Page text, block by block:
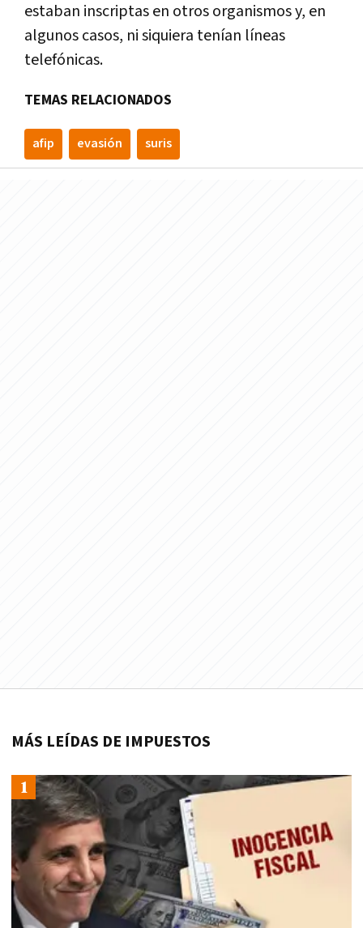
estaban inscriptas en otros organismos y, en
algunos casos, ni siquiera tenían líneas
telefónicas.
TEMAS RELACIONADOS
afip evasión suris
MÁS LEÍDAS DE IMPUESTOS